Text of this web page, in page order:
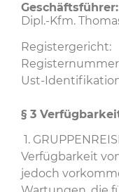
Geschäftsführer:
Dipl.-Kfm.
Registergericht:
Ust-
§ 3
1.
Verfügbarkeit
jedoch